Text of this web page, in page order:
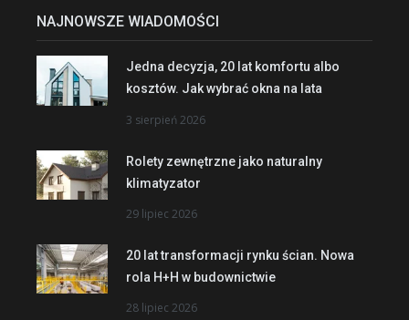
NAJNOWSZE WIADOMOŚCI
Jedna decyzja, 20 lat komfortu albo
kosztów. Jak wybrać okna na lata
3 sierpień 2026
Rolety zewnętrzne jako naturalny
klimatyzator
29 lipiec 2026
20 lat transformacji rynku ścian. Nowa
rola H+H w budownictwie
28 lipiec 2026